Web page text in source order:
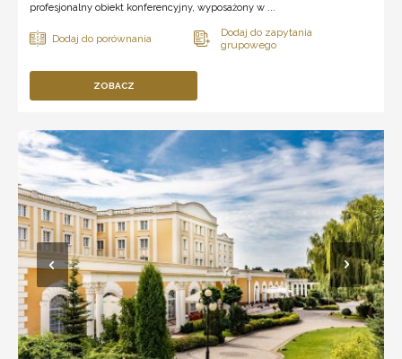
profesjonalny obiekt konferencyjny, wyposażony w ...
ZOBACZ